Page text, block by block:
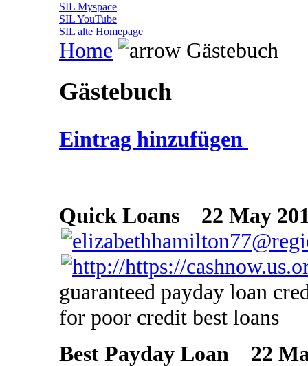
SIL Myspace
SIL YouTube
SIL alte Homepage
Home Gästebuch
Gästebuch
Eintrag hinzufügen
Quick Loans 22 May
guaranteed payday loan
for poor credit best loans
Best Payday Loan
22